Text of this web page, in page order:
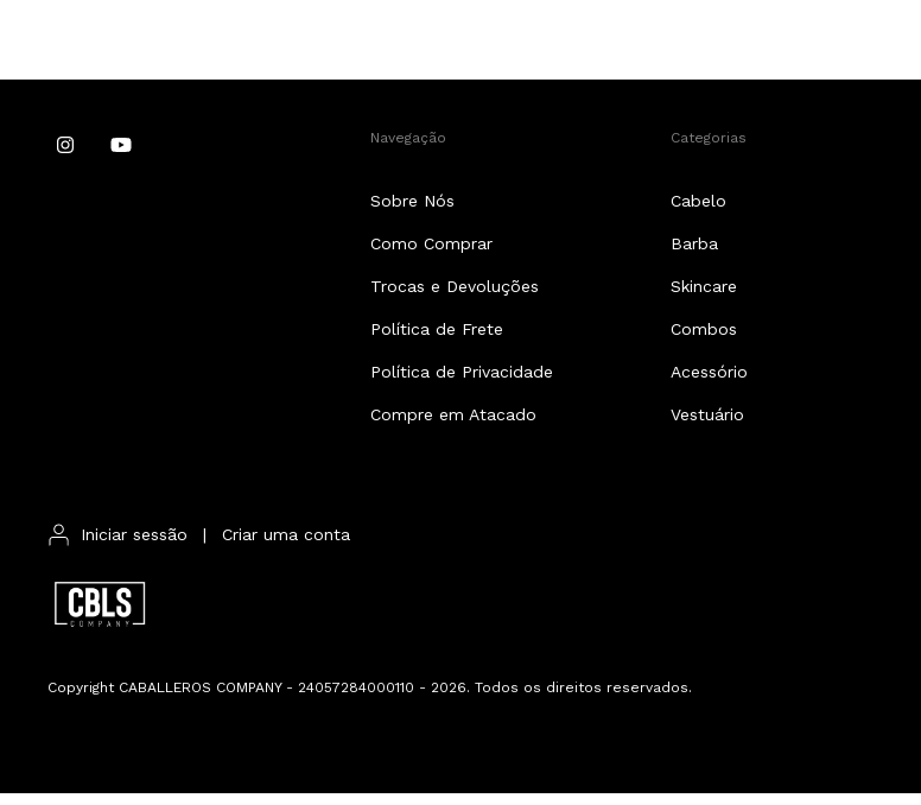
Navegação
Sobre Nós
Como Comprar
Trocas e Devoluções
Política de Frete
Política de Privacidade
Compre em Atacado
Categorias
Cabelo
Barba
Skincare
Combos
Acessório
Vestuário
Iniciar sessão | Criar uma conta
Copyright CABALLEROS COMPANY - 24057284000110 - 2026. Todos os direitos reservados.